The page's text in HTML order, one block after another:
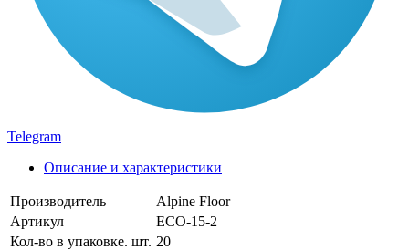
Telegram
Описание и характеристики
Производитель
Alpine Floor
Артикул
ECO-15-2
Кол-во в упаковке. шт. 20